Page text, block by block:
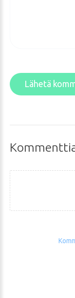
Lähetä